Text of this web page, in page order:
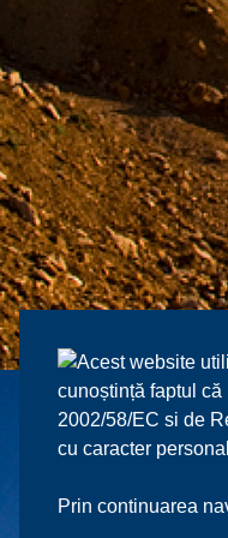
Acest website
cunoștință faptul
2002/58/EC si de
cu caracter
Prin continuarea